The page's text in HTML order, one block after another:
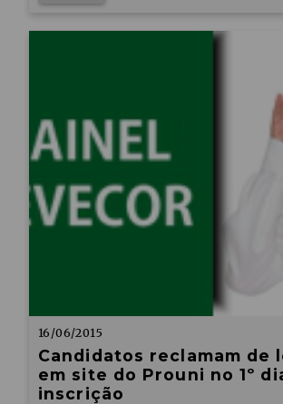
16/06/2015
Candidatos reclamam de
em site do Prouni no 1º
inscrição